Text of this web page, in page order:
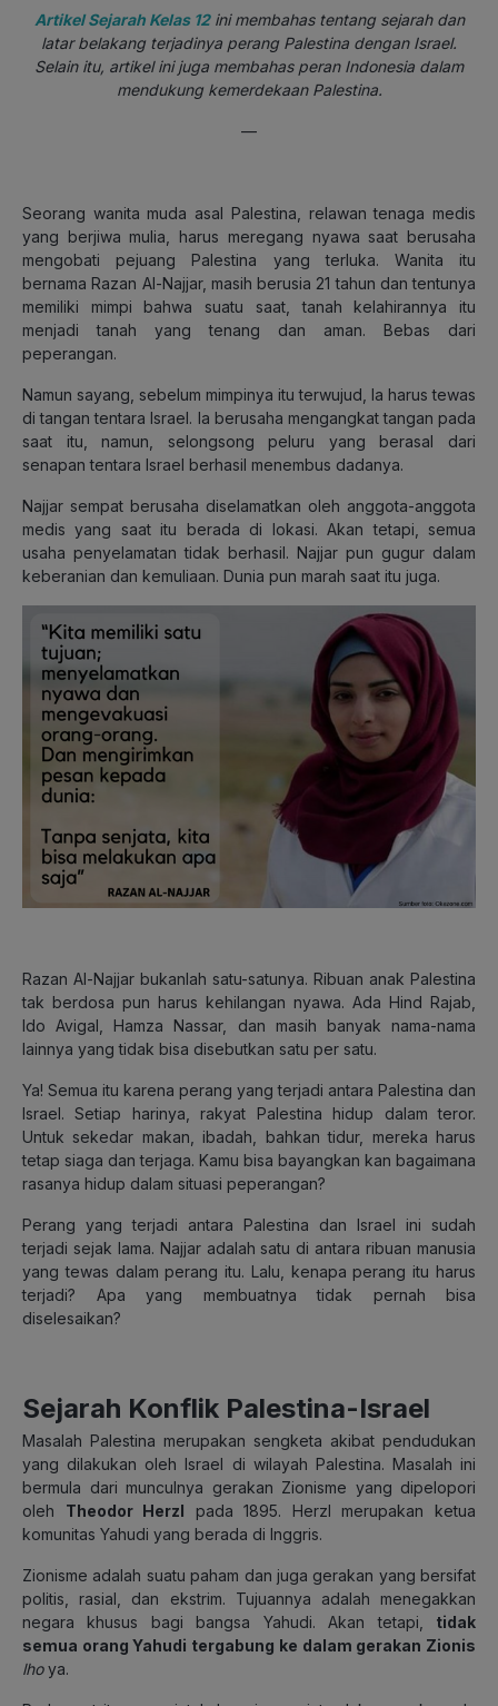
Artikel Sejarah Kelas 12ini membahas tentang sejarah dan
latar belakang terjadinya perang Palestina dengan Israel.
Selain itu, artikel ini juga membahas peran Indonesia dalam
mendukung kemerdekaan Palestina.
—
Seorang wanita muda asal Palestina, relawan tenaga medis
yang berjiwa mulia, harus meregang nyawa saat berusaha
mengobati pejuang Palestina yang terluka. Wanita itu
bernama Razan Al-Najjar, masih berusia 21 tahun dan tentunya
memiliki mimpi bahwa suatu saat, tanah kelahirannya itu
menjadi tanah yang tenang dan aman. Bebas dari
peperangan.
Namun sayang, sebelum mimpinya itu terwujud, Ia harus tewas
di tangan tentara Israel. Ia berusaha mengangkat tangan pada
saat itu, namun, selongsong peluru yang berasal dari
senapan tentara Israel berhasil menembus dadanya.
Najjar sempat berusaha diselamatkan oleh anggota-anggota
medis yang saat itu berada di lokasi. Akan tetapi, semua
usaha penyelamatan tidak berhasil. Najjar pun gugur dalam
keberanian dan kemuliaan. Dunia pun marah saat itu juga.
Razan Al-Najjar bukanlah satu-satunya. Ribuan anak Palestina
tak berdosa pun harus kehilangan nyawa. Ada Hind Rajab,
Ido Avigal, Hamza Nassar, dan masih banyak nama-nama
lainnya yang tidak bisa disebutkan satu per satu.
Ya! Semua itu karena perang yang terjadi antara Palestina dan
Israel. Setiap harinya, rakyat Palestina hidup dalam teror.
Untuk sekedar makan, ibadah, bahkan tidur, mereka harus
tetap siaga dan terjaga. Kamu bisa bayangkan kan bagaimana
rasanya hidup dalam situasi peperangan?
Perang yang terjadi antara Palestina dan Israel ini sudah
terjadi sejak lama. Najjar adalah satu di antara ribuan manusia
yang tewas dalam perang itu. Lalu, kenapa perang itu harus
terjadi? Apa yang membuatnya tidak pernah bisa
diselesaikan?
Sejarah Konflik Palestina-Israel
Masalah Palestina merupakan sengketa akibat pendudukan
yang dilakukan oleh Israel di wilayah Palestina. Masalah ini
bermula dari munculnya gerakan Zionisme yang dipelopori
oleh Theodor Herzl pada 1895. Herzl merupakan ketua
komunitas Yahudi yang berada di Inggris.
Zionisme adalah suatu paham dan juga gerakan yang bersifat
politis, rasial, dan ekstrim. Tujuannya adalah menegakkan
negara khusus bagi bangsa Yahudi. Akan tetapi, tidak
semua orang Yahudi tergabung ke dalam gerakan Zionis
lhoya.